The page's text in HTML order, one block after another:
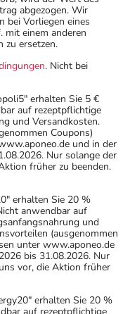
abgezogen. Wir
bei Vorliegen eines
mit einem anderen
zu ersetzen.
. Nicht bei
erhalten Sie 5 €
auf rezeptpflichtige
und Versandkosten.
Coupons)
und in der
Nur solange der
früher zu beenden.
erhalten Sie 20 %
anwendbar auf
und
(ausgenommen
unter www.aponeo.de
bis 31.08.2026. Nur
vor, die Aktion früher
erhalten Sie 20 %